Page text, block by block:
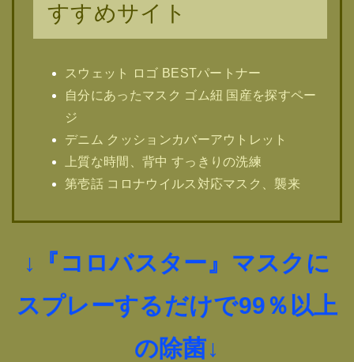
すすめサイト
スウェット ロゴ BESTパートナー
自分にあったマスク ゴム紐 国産を探すペー
ジ
デニム クッションカバーアウトレット
上質な時間、背中 すっきりの洗練
第壱話 コロナウイルス対応マスク、襲来
↓『コロバスター』マスクに
スプレーするだけで99％以上
の除菌↓